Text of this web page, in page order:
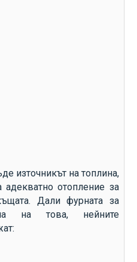
източникът на топлина,
адекватно отопление за
Дали фурната за
на това, нейните